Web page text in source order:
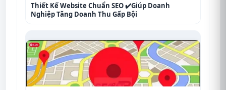
Thiết Kế Website Chuẩn SEO ✔️Giúp Doanh
Nghiệp Tăng Doanh Thu Gấp Bội